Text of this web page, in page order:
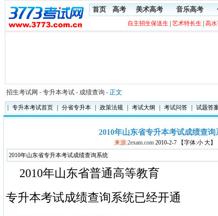
首页 高考 美术高考 音乐高考
自主招生保送生 艺术特长生 高
招生考试网 - 专升本考试 - 成绩查询 - 正文
专升本考试首页 分省专升本 政策法规 考试大纲 考试问答 试题答
2010年山东省专升本考试成绩查询
来源:2exam.com 2010-2-7 【字体:小 大】
2010年山东省专升本考试成绩查询系统
2010年山东省普通高等教育
专升本考试成绩查询系统已经开通